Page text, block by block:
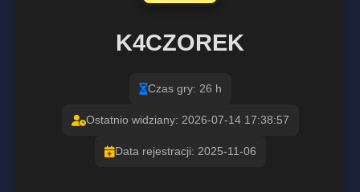
K4CZOREK
Czas gry: 26 h
Ostatnio widziany: 2026-07-14 17:38:57
Data rejestracji: 2025-11-06